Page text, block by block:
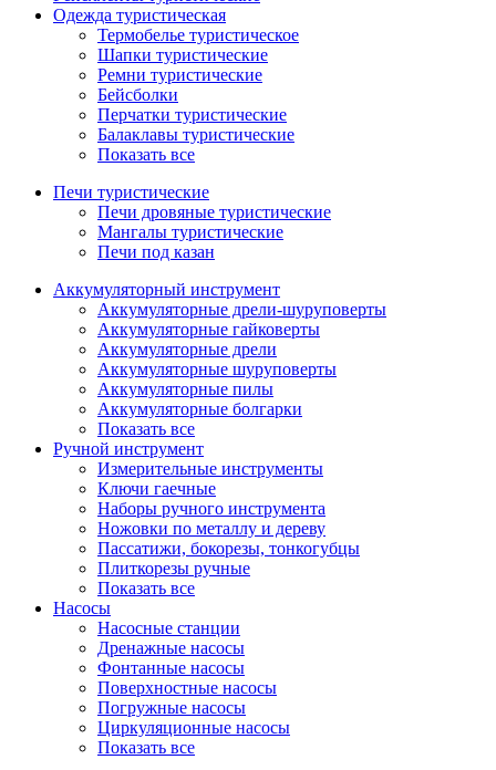
Одежда туристическая
Термобелье туристическое
Шапки туристические
Ремни туристические
Бейсболки
Перчатки туристические
Балаклавы туристические
Показать все
Печи туристические
Печи дровяные туристические
Мангалы туристические
Печи под казан
Аккумуляторный инструмент
Аккумуляторные дрели-шуруповерты
Аккумуляторные гайковерты
Аккумуляторные дрели
Аккумуляторные шуруповерты
Аккумуляторные пилы
Аккумуляторные болгарки
Показать все
Ручной инструмент
Измерительные инструменты
Ключи гаечные
Наборы ручного инструмента
Ножовки по металлу и дереву
Пассатижи, бокорезы, тонкогубцы
Плиткорезы ручные
Показать все
Насосы
Насосные станции
Дренажные насосы
Фонтанные насосы
Поверхностные насосы
Погружные насосы
Циркуляционные насосы
Показать все